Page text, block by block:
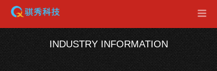
INDUSTRY INFORMATION